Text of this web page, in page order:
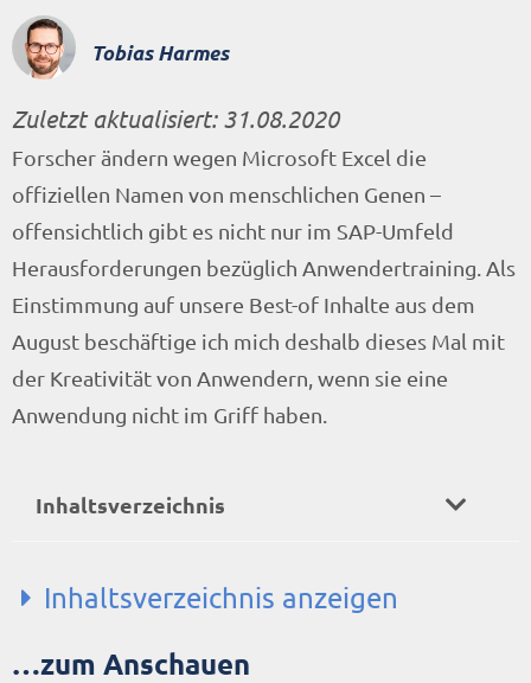
Tobias Harmes
Zuletzt aktualisiert: 31.08.2020
Forscher ändern wegen Microsoft Excel die
offiziellen Namen von menschlichen Genen –
offensichtlich gibt es nicht nur im SAP-Umfeld
Herausforderungen bezüglich Anwendertraining. Als
Einstimmung auf unsere Best-of Inhalte aus dem
August beschäftige ich mich deshalb dieses Mal mit
der Kreativität von Anwendern, wenn sie eine
Anwendung nicht im Griff haben.
Inhaltsverzeichnis
Inhaltsverzeichnis anzeigen
…zum Anschauen